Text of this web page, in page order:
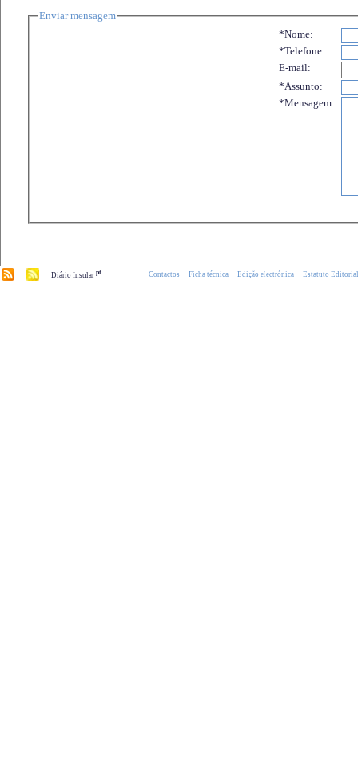
Enviar mensagem
*Nome:
*Telefone:
E-mail:
*Assunto:
*Mensagem:
Diário Insular.pt Contactos Ficha técnica Edição electrónica Estatuto Editorial